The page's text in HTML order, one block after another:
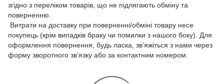
згідно з переліком товарів, що не підлягають обміну та
поверненню.
Витрати на доставку при поверненні/обміні товару несе
покупець (крім випадків браку чи помилки з нашого боку). Для
оформлення повернення, будь ласка, зв’яжіться з нами через
форму зворотного зв’язку або за контактним номером.